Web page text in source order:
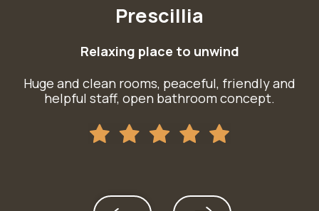
Prescillia
Relaxing place to unwind
Huge and clean rooms, peaceful, friendly and
helpful staff, open bathroom concept.